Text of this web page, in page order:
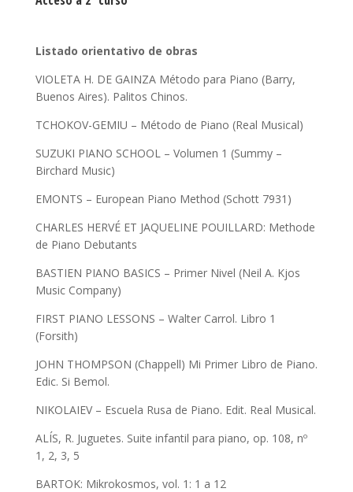
Listado orientativo de obras
VIOLETA H. DE GAINZA Método para Piano (Barry,
Buenos Aires). Palitos Chinos.
TCHOKOV-GEMIU – Método de Piano (Real Musical)
SUZUKI PIANO SCHOOL – Volumen 1 (Summy –
Birchard Music)
EMONTS – European Piano Method (Schott 7931)
CHARLES HERVÉ ET JAQUELINE POUILLARD: Methode
de Piano Debutants
BASTIEN PIANO BASICS – Primer Nivel (Neil A. Kjos
Music Company)
FIRST PIANO LESSONS – Walter Carrol. Libro 1
(Forsith)
JOHN THOMPSON (Chappell) Mi Primer Libro de Piano.
Edic. Si Bemol.
NIKOLAIEV – Escuela Rusa de Piano. Edit. Real Musical.
ALÍS, R. Juguetes. Suite infantil para piano, op. 108, nº
1, 2, 3, 5
BARTOK: Mikrokosmos, vol. 1: 1 a 12